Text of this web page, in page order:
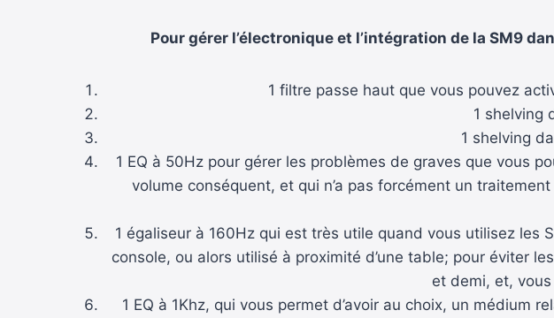
Pour gérer l’électronique et l’intégration de la SM9
1 filtre passe haut que vous pouvez
1 shelving
1 shelving
1 EQ à 50Hz pour gérer les problèmes de graves que vous
volume conséquent, et qui n’a pas forcément un
1 égaliseur à 160Hz qui est très utile quand vous utilisez les
console, ou alors utilisé à proximité d’une table; pour éviter
et demi, et, vous
1 EQ à 1Khz, qui vous permet d’avoir au choix, un médium